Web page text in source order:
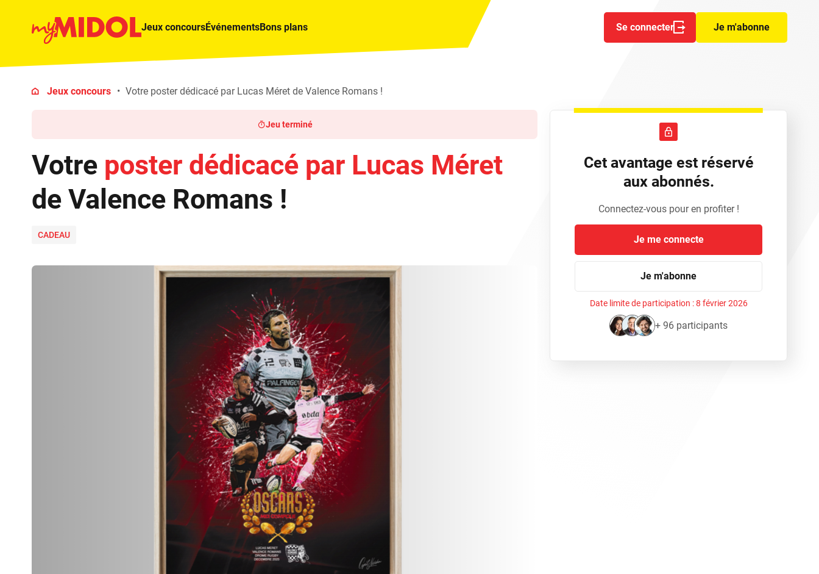
Jeux concoursÉvénementsBons plans Se connecter Je m'abonne
Jeux concours Votre poster dédicacé par Lucas Méret de Valence Romans !
Jeu terminé
Votre poster dédicacé par Lucas Méret
de Valence Romans !
CADEAU
Cet avantage est réservé
aux abonnés.
Connectez-vous pour en profiter !
Je me connecte
Je m'abonne
Date limite de participation : 8 février 2026
+ 96 participants